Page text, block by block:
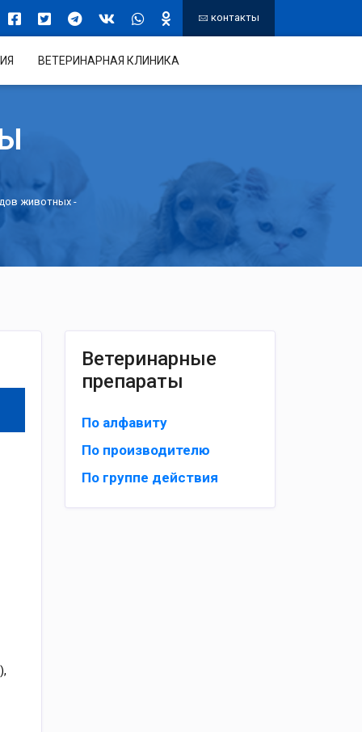
контакты
ВЕТЕРИНАРНАЯ КЛИНИКА
животных-
Ветеринарные
препараты
По алфавиту
По производителю
По группе действия